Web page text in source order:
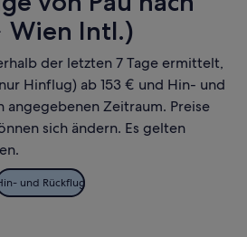
Wien Intl.)
der letzten 7 Tage ermittelt,
Hinflug) ab 153 € und Hin- und
angegebenen Zeitraum. Preise
sich ändern. Es gelten
und Rückflug